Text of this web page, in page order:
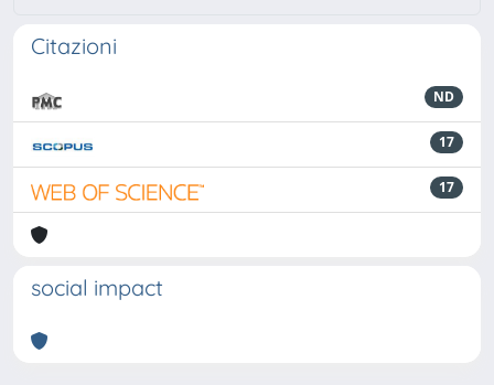
Citazioni
ND
17
17
social impact